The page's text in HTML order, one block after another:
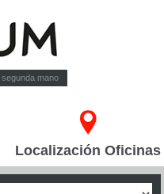
mano
Localización Oficinas